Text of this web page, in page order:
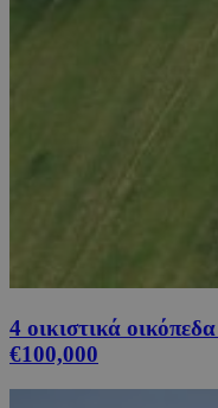
4 οικιστικά
€100,000